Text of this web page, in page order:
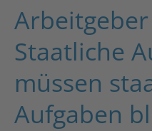
Staatliche
müssen
Aufgaben